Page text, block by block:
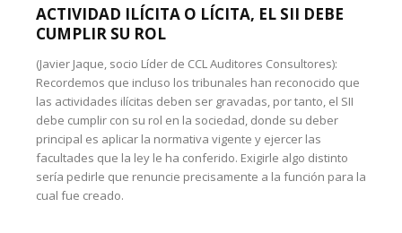
ACTIVIDAD ILÍCITA O LÍCITA, EL SII DEBE
CUMPLIR SU ROL
(Javier Jaque, socio Líder de CCL Auditores Consultores):
Recordemos que incluso los tribunales han reconocido que
las actividades ilícitas deben ser gravadas, por tanto, el SII
debe cumplir con su rol en la sociedad, donde su deber
principal es aplicar la normativa vigente y ejercer las
facultades que la ley le ha conferido. Exigirle algo distinto
sería pedirle que renuncie precisamente a la función para la
cual fue creado.